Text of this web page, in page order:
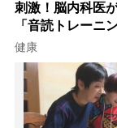
刺激！脳内科医
「音読トレーニ
意
健康